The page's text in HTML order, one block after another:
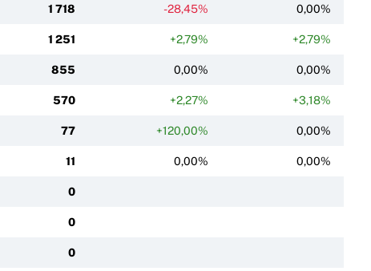
1 718 -28,45% 0,00%
1 251 +2,79% +2,79%
855 0,00% 0,00%
570 +2,27% +3,18%
77 +120,00% 0,00%
11 0,00% 0,00%
0
0
0